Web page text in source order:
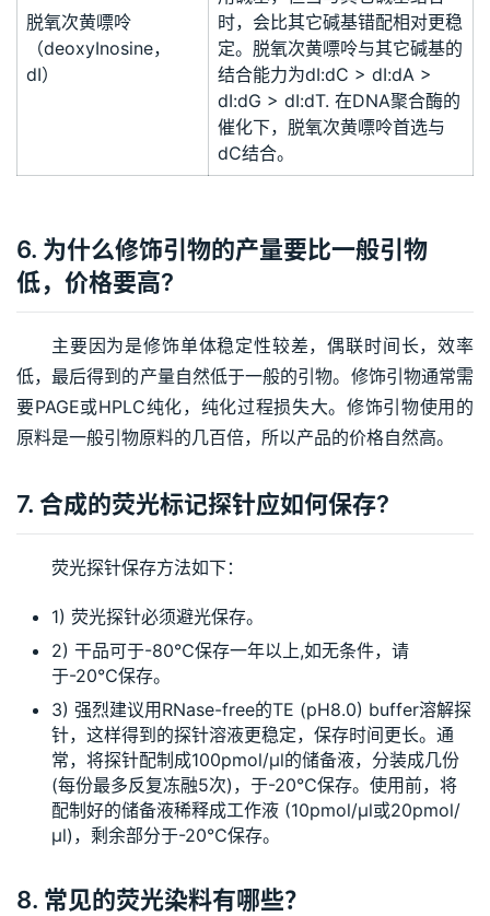
脱氧次黄嘌呤
（deoxyInosine，
dI）
时，会比其它碱基错配相对更稳
定。脱氧次黄嘌呤与其它碱基的
结合能力为dI:dC > dI:dA >
dI:dG > dI:dT. 在DNA聚合酶的
催化下，脱氧次黄嘌呤首选与
dC结合。
6. 为什么修饰引物的产量要比一般引物
低，价格要高?
主要因为是修饰单体稳定性较差，偶联时间长，效率
低，最后得到的产量自然低于一般的引物。修饰引物通常需
要PAGE或HPLC纯化，纯化过程损失大。修饰引物使用的
原料是一般引物原料的几百倍，所以产品的价格自然高。
7. 合成的荧光标记探针应如何保存?
荧光探针保存方法如下：
1) 荧光探针必须避光保存。
2) 干品可于-80℃保存一年以上,如无条件，请
于-20℃保存。
3) 强烈建议用RNase-free的TE (pH8.0) buffer溶解探
针，这样得到的探针溶液更稳定，保存时间更长。通
常，将探针配制成100pmol/μl的储备液，分装成几份
(每份最多反复冻融5次)，于-20℃保存。使用前，将
配制好的储备液稀释成工作液 (10pmol/μl或20pmol/
μl)，剩余部分于-20℃保存。
8. 常见的荧光染料有哪些？